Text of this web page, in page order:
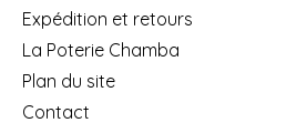
Expédition et retours
La Poterie Chamba
Plan du site
Contact